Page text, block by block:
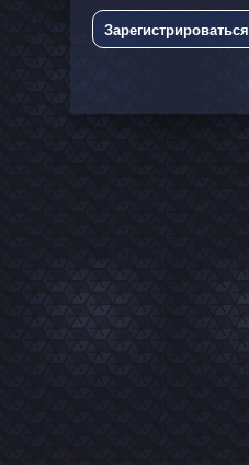
Зарегистрироваться